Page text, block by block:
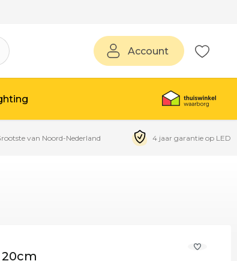
Account
van Noord-Nederland 4 jaar garantie op LED